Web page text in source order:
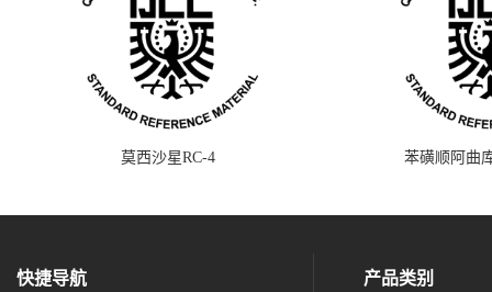
莫西沙星RC-4 苯磺顺阿曲
快捷导航 产品类别